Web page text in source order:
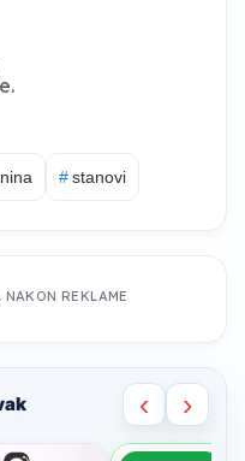
#stanovi
REKLAME